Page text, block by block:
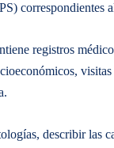
correspondientes
registros
describir las